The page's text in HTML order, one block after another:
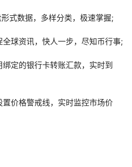
形式数据，多样分类，极速掌握;
全球资讯，快人一步，尽知币行事;
绑定的银行卡转账汇款，实时到
置价格警戒线，实时监控市场价